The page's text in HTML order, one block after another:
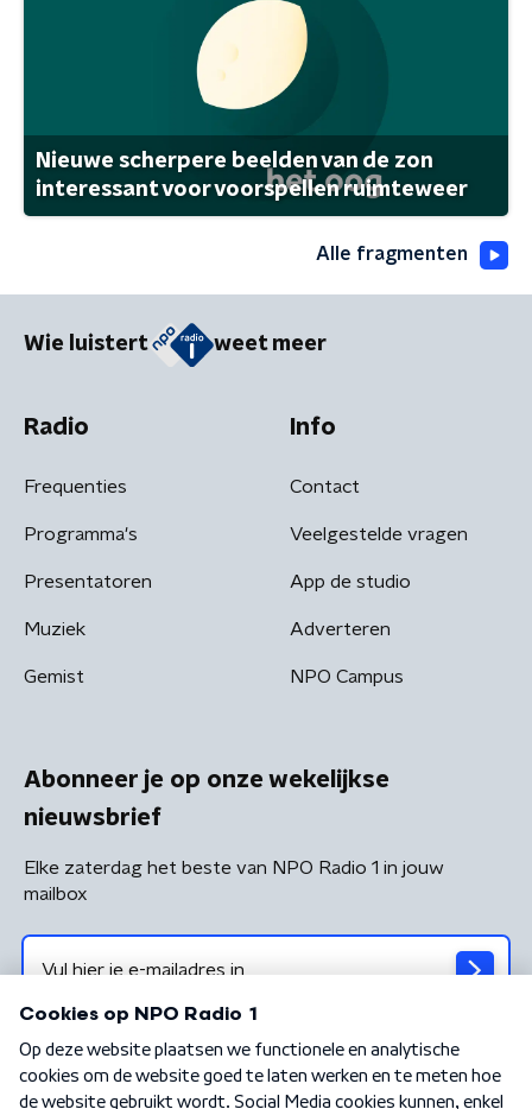
Nieuwe scherpere beelden van de zon
interessant voor voorspellen ruimteweer
Alle fragmenten
Wie luistert weet meer
Radio
Frequenties
Programma's
Presentatoren
Muziek
Gemist
Info
Contact
Veelgestelde vragen
App de studio
Adverteren
NPO Campus
Abonneer je op onze wekelijkse
nieuwsbrief
Elke zaterdag het beste van NPO Radio 1 in jouw
mailbox